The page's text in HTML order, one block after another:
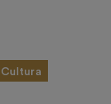
Cultura